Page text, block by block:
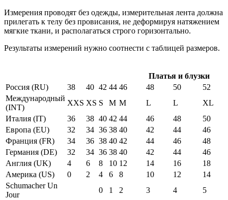
Измерения проводят без одежды, измерительная лента должна
прилегать к телу без провисания, не деформируя натяжением
мягкие ткани, и располагаться строго горизонтально.
Результаты измерений нужно соотнести с таблицей размеров.
Платья и блузки
Россия (RU)
38 40 42 44 46 48 50
52
Международный
(INT)
XXS XS S M M L L
XL
Италия (IT)
36 38 40 42 44 46 48
50
Европа (EU)
32 34 36 38 40 42 44
46
Франция (FR)
34 36 38 40 42 44 46
48
Германия (DE)
32 34 36 38 40 42 44
46
Англия (UK)
4 6 8 10 12 14 16
18
Америка (US)
0 2 4 6 8 10 12
14
Schumacher Un
Jour
0 1 2 3 4 5